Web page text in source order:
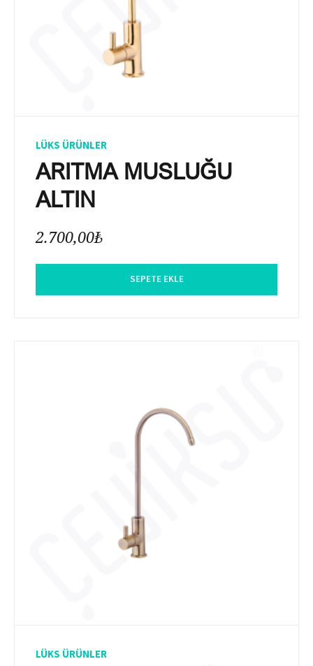
LÜKS ÜRÜNLER
ARITMA MUSLUĞU
ALTIN
2.700,00₺
SEPETE EKLE
LÜKS ÜRÜNLER